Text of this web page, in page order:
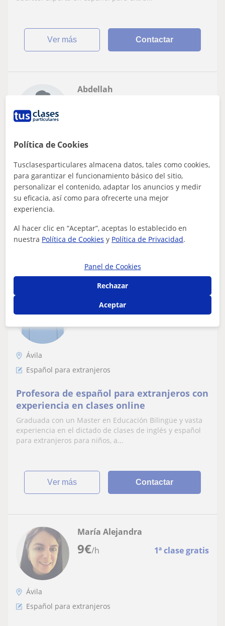
ver más Contactar
Abdellah
Ávila
Español para extranjeros
Imparto clases de asignaturas de
Bachillerato y ESO o de EBAU
ver más Contactar
15€/h 1ª clase gratis
Ávila
Español para extranjeros
Profesora de español para extranjeros con
experiencia en clases online
Graduada con un Master en Educación Bilingüe y vasta
experiencia en el dictado de clases de inglés y español
para extranjeros para niños, a...
ver más Contactar
9€/h 1ª clase gratis
María Alejandra
Ávila
Español para extranjeros
Política de Cookies
Tusclasesparticulares almacena datos, tales como cookies,
para garantizar el funcionamiento básico del sitio,
personalizar el contenido, adaptar los anuncios y medir
su eficacia, así como para ofrecerte una mejor
experiencia.
Al hacer clic en “Aceptar”, aceptas lo establecido en
nuestra Política de Cookies y Política de Privacidad.
Panel de Cookies
Rechazar
Aceptar